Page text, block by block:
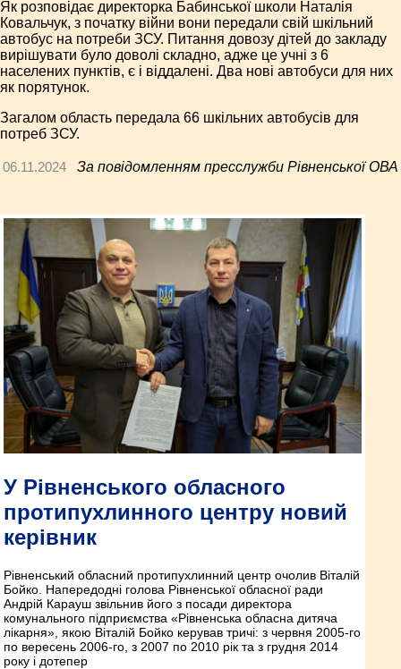
Як розповідає директорка Бабинської школи Наталія
Ковальчук, з початку війни вони передали свій шкільний
автобус на потреби ЗСУ. Питання довозу дітей до закладу
вирішувати було доволі складно, адже це учні з 6
населених пунктів, є і віддалені. Два нові автобуси для них
як порятунок.
Загалом область передала 66 шкільних автобусів для
потреб ЗСУ.
06.11.2024 За повідомленням пресслужби Рівненської ОВА
У Рівненського обласного
протипухлинного центру новий
керівник
Рівненський обласний протипухлинний центр очолив Віталій
Бойко. Напередодні голова Рівненської обласної ради
Андрій Карауш звільнив його з посади директора
комунального підприємства «Рівненська обласна дитяча
лікарня», якою Віталій Бойко керував тричі: з червня 2005-го
по вересень 2006-го, з 2007 по 2010 рік та з грудня 2014
року і дотепер